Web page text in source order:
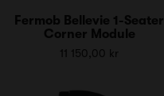
Fermob Bellevie 1-Seater
Corner Module
11 150,00 kr